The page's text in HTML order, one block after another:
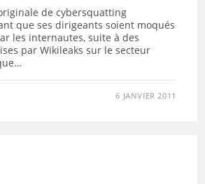
de cybersquatting
que ses dirigeants soient moqués
les internautes, suite à des
par Wikileaks sur le secteur
6 JANVIER 2011